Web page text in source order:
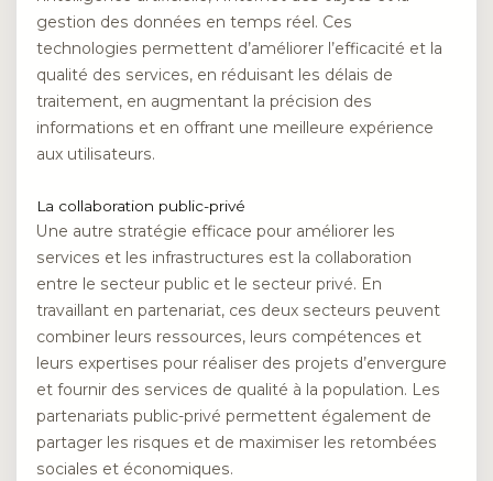
gestion des données en temps réel. Ces
technologies permettent d’améliorer l’efficacité et la
qualité des services, en réduisant les délais de
traitement, en augmentant la précision des
informations et en offrant une meilleure expérience
aux utilisateurs.
La collaboration public-privé
Une autre stratégie efficace pour améliorer les
services et les infrastructures est la collaboration
entre le secteur public et le secteur privé. En
travaillant en partenariat, ces deux secteurs peuvent
combiner leurs ressources, leurs compétences et
leurs expertises pour réaliser des projets d’envergure
et fournir des services de qualité à la population. Les
partenariats public-privé permettent également de
partager les risques et de maximiser les retombées
sociales et économiques.